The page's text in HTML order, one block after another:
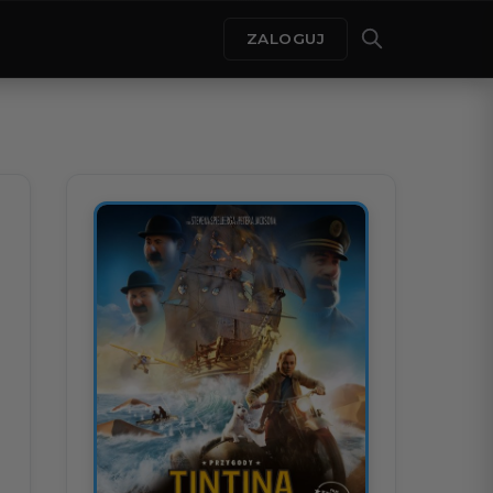
ZALOGUJ